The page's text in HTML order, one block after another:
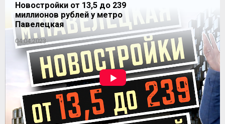
Новостройки от 13,5 до 239
миллионов рублей у метро
Павелецкая
04.04.2023